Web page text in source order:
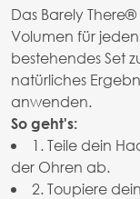
Das Barely
Volumen für
bestehendes Set
natürliches
anwenden.
So geht's:
1. Teile dein
der Ohren ab.
2. Toupiere